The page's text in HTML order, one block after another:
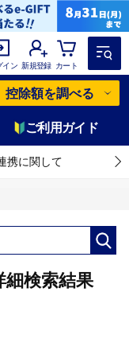
イン 新規登録 カート
控除額を調べる
ご利用ガイド
携に関して
細検索結果